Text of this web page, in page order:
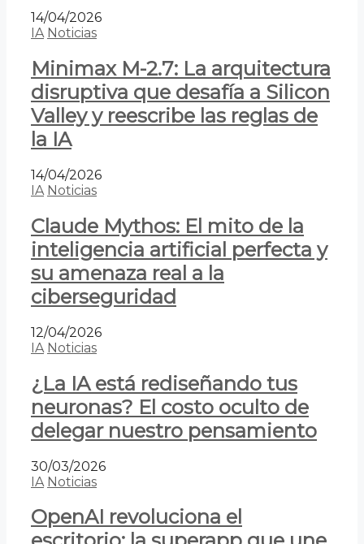
14/04/2026
IA Noticias
Minimax M-2.7: La arquitectura
disruptiva que desafía a Silicon
Valley y reescribe las reglas de
la IA
14/04/2026
IA Noticias
Claude Mythos: El mito de la
inteligencia artificial perfecta y
su amenaza real a la
ciberseguridad
12/04/2026
IA Noticias
¿La IA está rediseñando tus
neuronas? El costo oculto de
delegar nuestro pensamiento
30/03/2026
IA Noticias
OpenAI revoluciona el